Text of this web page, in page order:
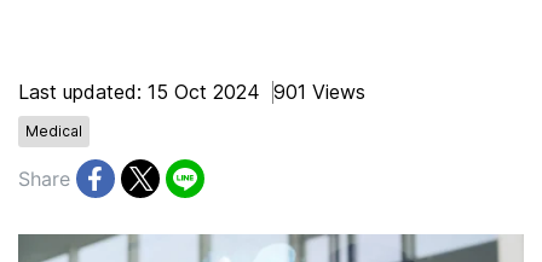
Last updated: 15 Oct 2024 901 Views
Medical
Share